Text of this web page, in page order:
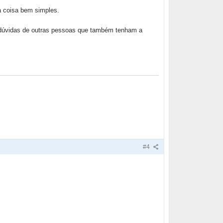
coisa bem simples.
de outras pessoas que também tenham a
#4